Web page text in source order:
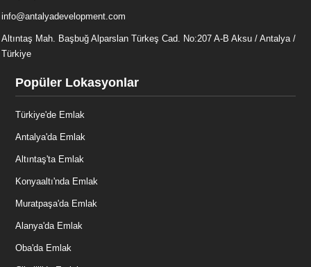
info@antalyadevelopment.com
Altıntaş Mah. Başbuğ Alparslan Türkeş Cad. No:207 A-B Aksu / Antalya /
Türkiye
Popüler Lokasyonlar
Türkiye'de Emlak
Antalya'da Emlak
Altıntaş'ta Emlak
Konyaaltı'nda Emlak
Muratpaşa'da Emlak
Alanya'da Emlak
Oba'da Emlak